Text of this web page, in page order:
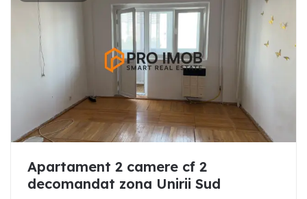
Apartament 2 camere cf 2
decomandat zona Unirii Sud